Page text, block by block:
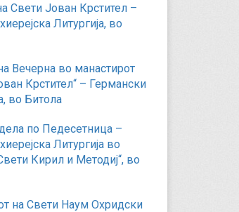
Свети Јован Крстител –
Литургија, во
Вечерна во манастирот
Крстител“ – Германски
во Битола
по Педесетница –
Литургија во
Кирил и Методиј“, во
на Свети Наум Охридски